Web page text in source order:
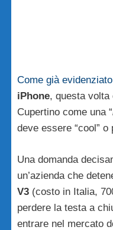
Come già
iPhone, questa volta
Cupertino come una “
deve essere “cool”
Una domanda
un’azienda che
V3 (costo in Italia,
perdere la testa a
entrare nel mercato